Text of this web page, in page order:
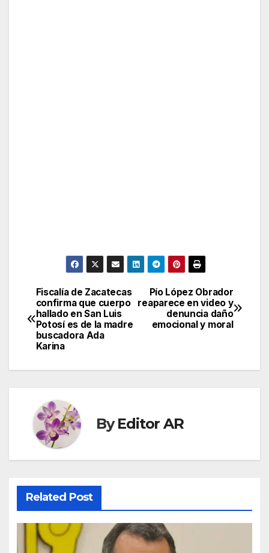
Post
navigation
Pío López Obrador
reaparece en video y
denuncia daño
emocional y moral
Fiscalía de Zacatecas
confirma que cuerpo
hallado en San Luis
Potosí es de la madre
buscadora Ada
Karina
ByEditor AR
Related Post